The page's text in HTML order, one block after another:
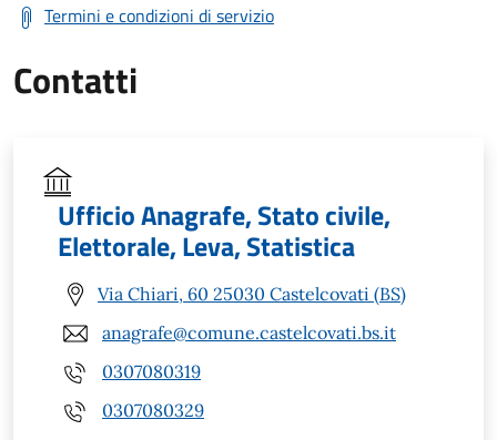
Termini e condizioni di servizio
Contatti
Ufficio Anagrafe, Stato civile,
Elettorale, Leva, Statistica
Via Chiari, 60 25030 Castelcovati (BS)
anagrafe@comune.castelcovati.bs.it
0307080319
0307080329